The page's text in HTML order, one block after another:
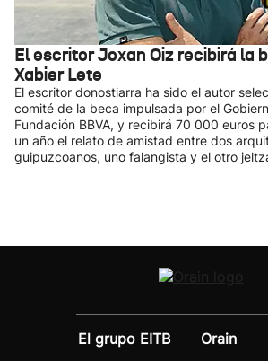
El escritor Joxan Oiz recibirá la
Xabier Lete
El escritor donostiarra ha sido el autor
comité de la beca impulsada por el
Fundación BBVA, y recibirá 70 000 euros
un año el relato de amistad entre dos
guipuzcoanos, uno falangista y el otro
El grupo EITB
Orain